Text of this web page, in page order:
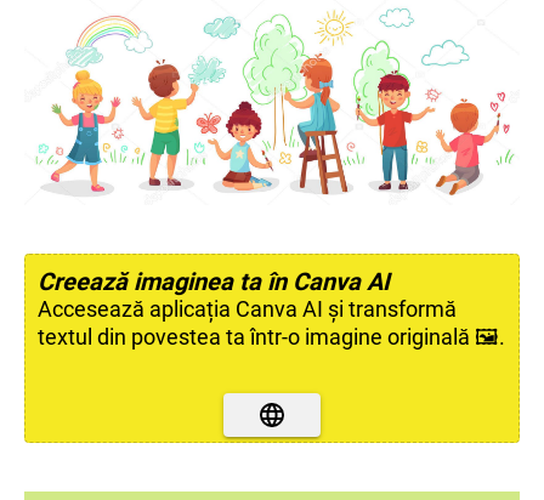
Salveaz-o și adaug-o la povestea grupului tău.
💡 Observă cum IA a înțeles textul tău.
Seamănă imaginea cu ce ți-ai imaginat tu? ar
putea fi?
Creează imaginea ta în Canva AI
Accesează aplicația Canva AI și transformă
textul din povestea ta într-o imagine originală 🖼️.